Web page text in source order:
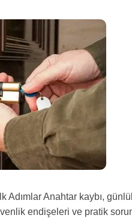
Adımlar Anahtar kaybı,
endişeleri ve pratik